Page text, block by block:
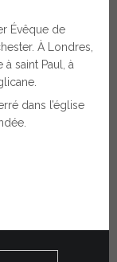
Évêque de
À Londres,
saint Paul, à
dans l’église